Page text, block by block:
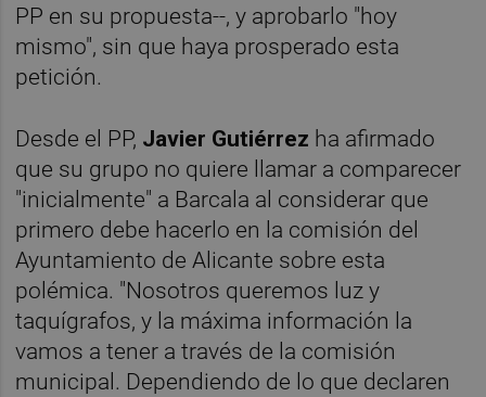
PP en su propuesta--, y aprobarlo "hoy
mismo", sin que haya prosperado esta
petición.
Desde el PP, Javier Gutiérrez ha afirmado
que su grupo no quiere llamar a comparecer
"inicialmente" a Barcala al considerar que
primero debe hacerlo en la comisión del
Ayuntamiento de Alicante sobre esta
polémica. "Nosotros queremos luz y
taquígrafos, y la máxima información la
vamos a tener a través de la comisión
municipal. Dependiendo de lo que declaren